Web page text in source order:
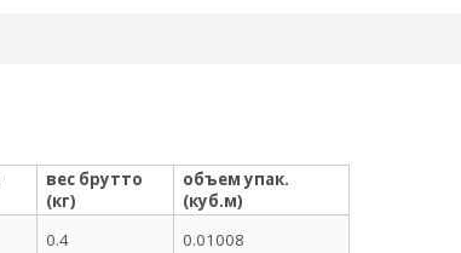
вес брутто
(кг)
объем упак.
(куб.м)
0.4 0.01008